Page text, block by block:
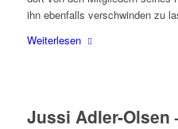
ihn ebenfalls verschwinden zu
Weiterlesen
Jussi Adler-Olsen